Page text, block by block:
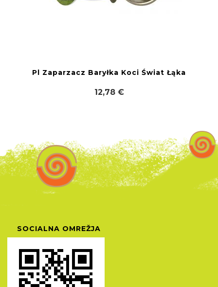
Pl Zaparzacz Baryłka Koci Świat Łąka
12,78 €
SOCIALNA OMREŽJA